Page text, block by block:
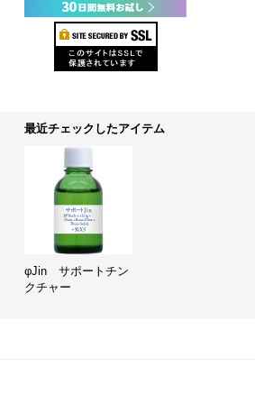
最近チェックしたアイテム
φJin サポートチン
クチャー